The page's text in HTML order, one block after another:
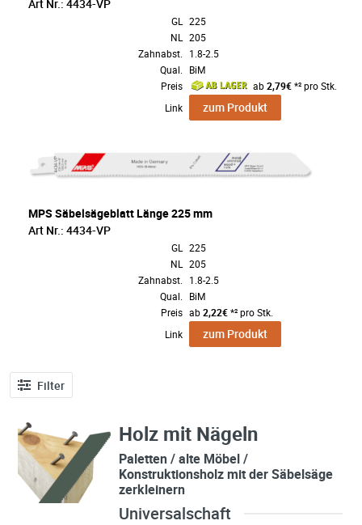
Art Nr.: 4434-VP
GL
225
NL
205
Zahnabst.
1.8-2.5
Qual.
BiM
Preis
ab2,79€*² pro Stk.
Link
zum Produkt
MPS Säbelsägeblatt Länge 225 mm
Art Nr.: 4434-VP
GL
225
NL
205
Zahnabst.
1.8-2.5
Qual.
BiM
Preis ab2,22€*² pro Stk.
Link
zum Produkt
Filter
Holz mit Nägeln
Paletten / alte Möbel /
Konstruktionsholz mit der Säbelsäge
zerkleinern
Universalschaft